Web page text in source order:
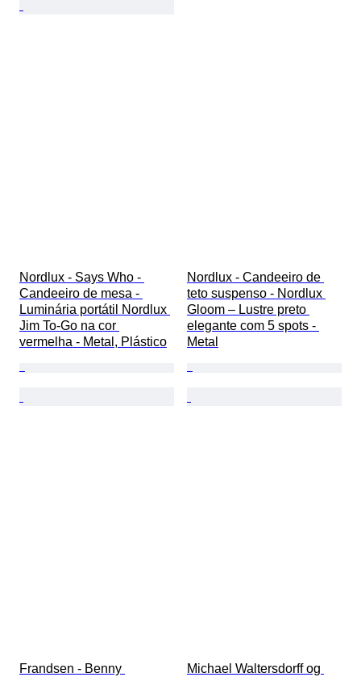
Nordlux - Says Who -
Candeeiro de mesa -
Luminária portátil Nordlux
Jim To-Go na cor
vermelha - Metal, Plástico
Nordlux - Candeeiro de
teto suspenso - Nordlux
Gloom – Lustre preto
elegante com 5 spots -
Metal
Frandsen - Benny
Michael Waltersdorff og